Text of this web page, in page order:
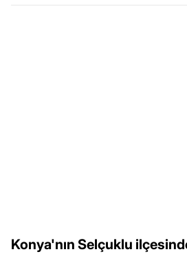
Konya'nın Selçuklu